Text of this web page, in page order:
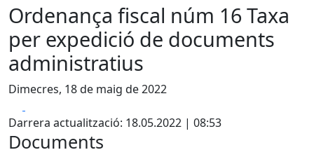
Ordenança fiscal núm 16 Taxa
per expedició de documents
administratius
Dimecres, 18 de maig de 2022
Darrera actualització: 18.05.2022 | 08:53
Documents